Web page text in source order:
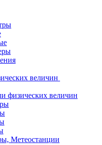
величин
физических величин
Метеостанции